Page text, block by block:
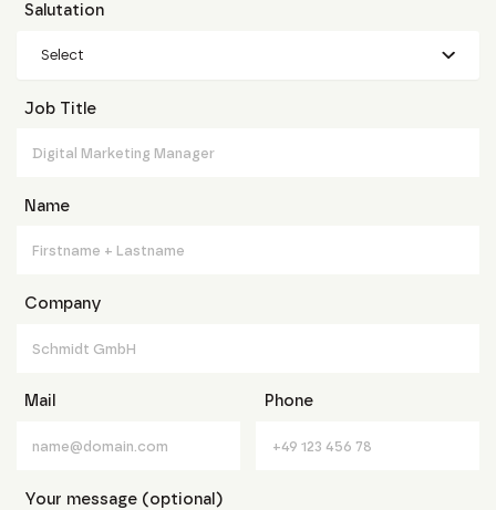
Salutation
Select
Job Title
Name
Company
Mail Phone
Your message (optional)